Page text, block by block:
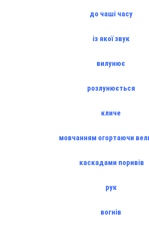
до чаші часу
із якої звук
вилунює
розлунюється
кличе
мовчанням огортаючи
каскадами поривів
рук
вогнів